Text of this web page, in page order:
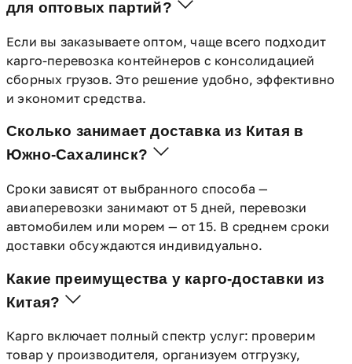
для оптовых партий?
Если вы заказываете оптом, чаще всего подходит
карго-перевозка контейнеров с консолидацией
сборных грузов. Это решение удобно, эффективно
и экономит средства.
Сколько занимает доставка из Китая в
Южно-Сахалинск?
Сроки зависят от выбранного способа —
авиаперевозки занимают от 5 дней, перевозки
автомобилем или морем — от 15. В среднем сроки
доставки обсуждаются индивидуально.
Какие преимущества у карго-доставки из
Китая?
Карго включает полный спектр услуг: проверим
товар у производителя, организуем отгрузку,